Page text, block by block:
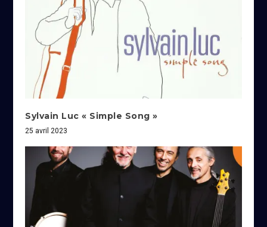
Sylvain Luc « Simple Song »
25 avril 2023